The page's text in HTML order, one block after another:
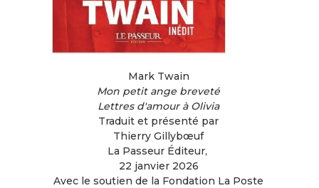
Mark Twain
Mon petit ange breveté
Lettres d'amour à Olivia
Traduit et présenté par
Thierry Gillybœuf
La Passeur Éditeur,
22 janvier 2026
Avec le soutien de la Fondation La Poste